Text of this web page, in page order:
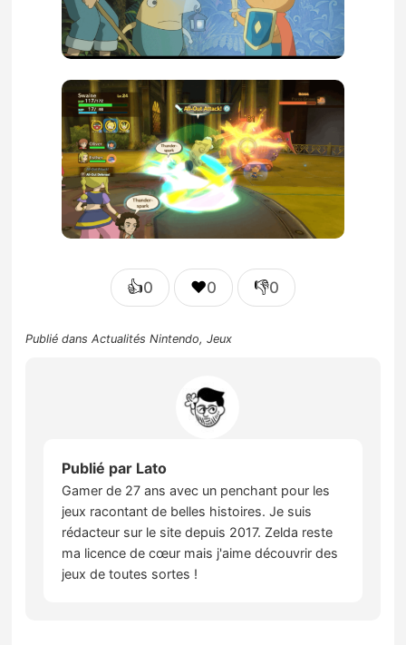
👍0 ❤️0 👎0
Publié dansActualités Nintendo,Jeux
Publié par Lato
Gamer de 27 ans avec un penchant pour les
jeux racontant de belles histoires. Je suis
rédacteur sur le site depuis 2017. Zelda reste
ma licence de cœur mais j'aime découvrir des
jeux de toutes sortes !